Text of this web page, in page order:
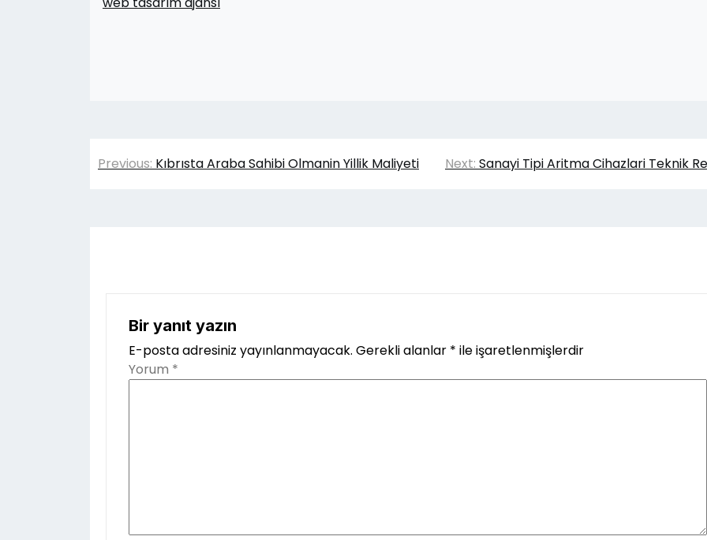
Yazı
Previous: Kıbrısta Araba Sahibi Olmanin Yillik Maliyeti Next: Sanayi Tipi Aritma Cihazlari Teknik
Bir yanıt yazın
E-posta adresiniz yayınlanmayacak. Gerekli alanlar * ile işaretlenmişlerdir
Yorum *